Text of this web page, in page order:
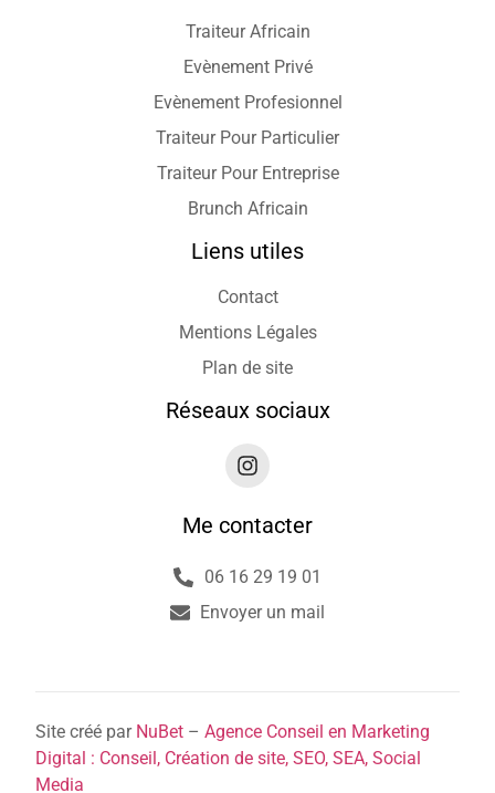
Traiteur Africain
Evènement Privé
Evènement Profesionnel
Traiteur Pour Particulier
Traiteur Pour Entreprise
Brunch Africain
Liens utiles
Contact
Mentions Légales
Plan de site
Réseaux sociaux
Me contacter
06 16 29 19 01
Envoyer un mail
Site créé par NuBet – Agence Conseil en Marketing
Digital : Conseil, Création de site, SEO, SEA, Social
Media